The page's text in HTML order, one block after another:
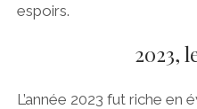
espoirs.
2023,
L’année 2023 fut riche en